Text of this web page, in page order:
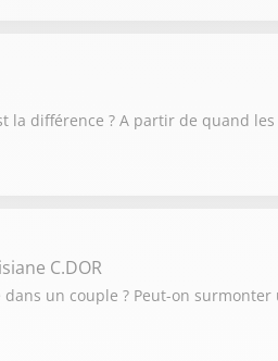
la différence ? A partir de quand
C.DOR
un couple ? Peut-on